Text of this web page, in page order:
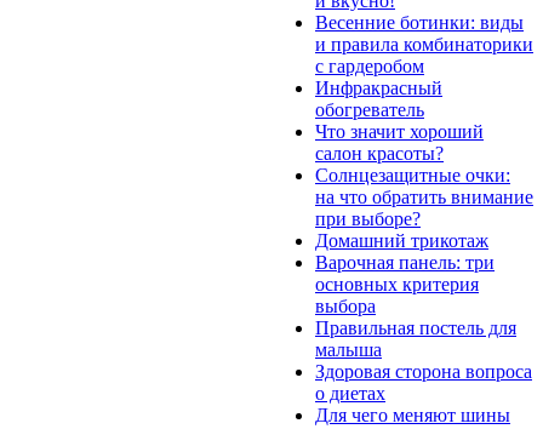
Весенние ботинки: виды
и правила комбинаторики
с гардеробом
Инфракрасный
обогреватель
Что значит хороший
салон красоты?
Солнцезащитные очки:
на что обратить внимание
при выборе?
Домашний трикотаж
Варочная панель: три
основных критерия
выбора
Правильная постель для
малыша
Здоровая сторона вопроса
о диетах
Для чего меняют шины